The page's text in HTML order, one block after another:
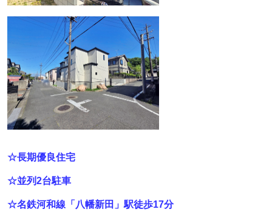
☆長期優良住宅
☆並列2台駐車
☆名鉄河和線「八幡新田」駅徒歩17分